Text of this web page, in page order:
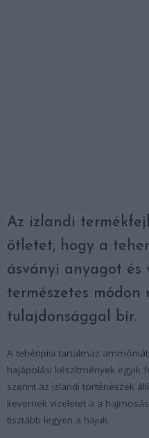
Az izlandi
ötletet, hogy a
ásványi anyagot
természetes módon
tulajdonsággal bír.
A tehénpisi tartalmaz
hajápolási készítmények egyik
szerint az izlandi történészek
kevernek vizeletet a a
tisztább legyen a hajuk.